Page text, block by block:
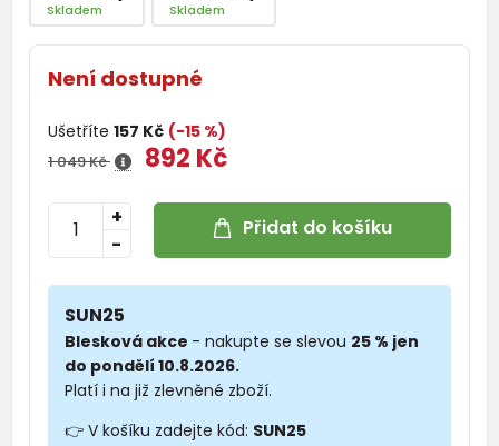
Skladem Skladem
Není dostupné
Ušetříte 157 Kč (-15 %)
1 049 Kč 892 Kč
-
+ Přidat do košíku
SUN25
Blesková akce - nakupte se slevou 25 % jen
do pondělí 10.8.2026.
Platí i na již zlevněné zboží.
👉 V košíku zadejte kód: SUN25